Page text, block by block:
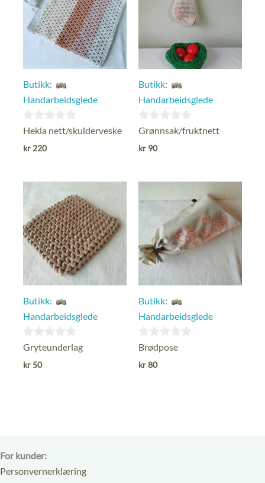
Butikk:
Handarbeidsglede
0
ut
Hekla nett/skulderveske
kr 220
Butikk:
Handarbeidsglede
0
ut
Grønnsak/fruktnett
kr 90
Butikk:
Handarbeidsglede
0
ut
Gryteunderlag
kr50
Butikk:
Handarbeidsglede
0
ut
Brødpose
kr80
For kunder:
Personvernerklæring